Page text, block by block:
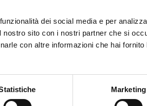
dei social media e per
sito con i nostri partner che si
con altre informazioni che hai fornito
Marketing
fase non è necessario
assicurativa
Cosa
Ti
diritto